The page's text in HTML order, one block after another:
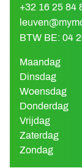
+32 16 25 84
BTW BE: 04
Maandag
Dinsdag
Woensdag
Donderdag
Vrijdag
Zaterdag
Zondag